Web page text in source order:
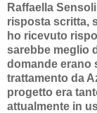
Raffaella
risposta scritta,
ho ricevuto
sarebbe meglio
domande erano
trattamento da
progetto era
attualmente in